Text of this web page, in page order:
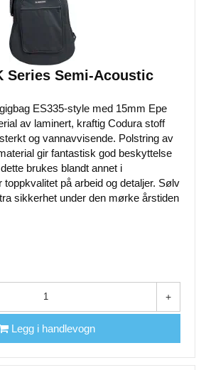
Series Semi-Acoustic
ES335-style med 15mm Epe
av laminert, kraftig Codura stoff
og vannavvisende. Polstring av
gir fantastisk god beskyttelse
brukes blandt annet i
toppkvalitet på arbeid og detaljer. Sølv
sikkerhet under den mørke årstiden
+
Legg i handlevogn